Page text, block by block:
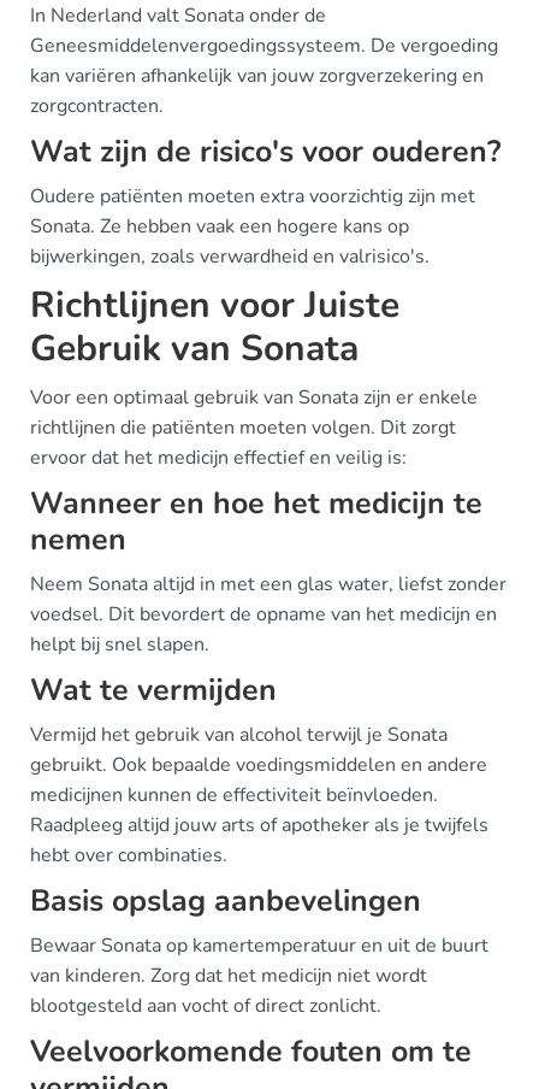
In Nederland valt Sonata onder de
Geneesmiddelenvergoedingssysteem. De vergoeding
kan variëren afhankelijk van jouw zorgverzekering en
zorgcontracten.
Wat zijn de risico's voor ouderen?
Oudere patiënten moeten extra voorzichtig zijn met
Sonata. Ze hebben vaak een hogere kans op
bijwerkingen, zoals verwardheid en valrisico's.
Richtlijnen voor Juiste
Gebruik van Sonata
Voor een optimaal gebruik van Sonata zijn er enkele
richtlijnen die patiënten moeten volgen. Dit zorgt
ervoor dat het medicijn effectief en veilig is:
Wanneer en hoe het medicijn te
nemen
Neem Sonata altijd in met een glas water, liefst zonder
voedsel. Dit bevordert de opname van het medicijn en
helpt bij snel slapen.
Wat te vermijden
Vermijd het gebruik van alcohol terwijl je Sonata
gebruikt. Ook bepaalde voedingsmiddelen en andere
medicijnen kunnen de effectiviteit beïnvloeden.
Raadpleeg altijd jouw arts of apotheker als je twijfels
hebt over combinaties.
Basis opslag aanbevelingen
Bewaar Sonata op kamertemperatuur en uit de buurt
van kinderen. Zorg dat het medicijn niet wordt
blootgesteld aan vocht of direct zonlicht.
Veelvoorkomende fouten om te